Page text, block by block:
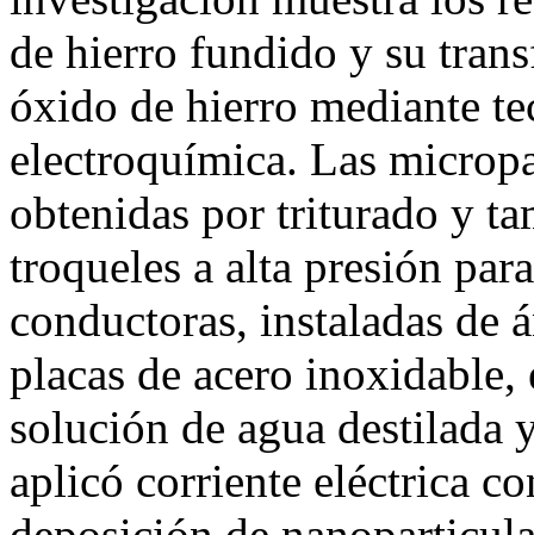
de hierro fundido y su
óxido de hierro mediante
electroquímica. Las
obtenidas por triturado y
troqueles a alta presión
conductoras, instaladas de
placas de acero
solución de agua destilada
aplicó corriente eléctrica